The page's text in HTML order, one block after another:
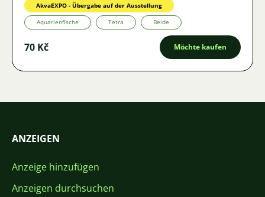
AkvaEXPO - Übergabe auf der Ausstellung
Aquarienfische Tetra Beide
70 Kč Möchte kaufen
ANZEIGEN
Anzeige hinzufügen
Anzeigen durchsuchen